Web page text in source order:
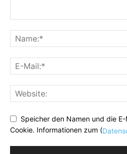
Speicher den Namen und die
Cookie. Informationen zum (